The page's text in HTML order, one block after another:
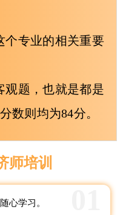
个专业的相关重要
观题，也就是都是
数则均为84分。
师培训
心学习。